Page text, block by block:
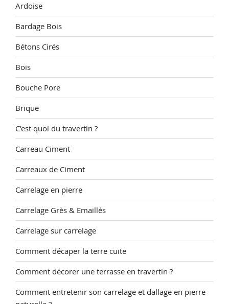
Ardoise
Bardage Bois
Bétons Cirés
Bois
Bouche Pore
Brique
C’est quoi du travertin ?
Carreau Ciment
Carreaux de Ciment
Carrelage en pierre
Carrelage Grès & Emaillés
Carrelage sur carrelage
Comment décaper la terre cuite
Comment décorer une terrasse en travertin ?
Comment entretenir son carrelage et dallage en pierre